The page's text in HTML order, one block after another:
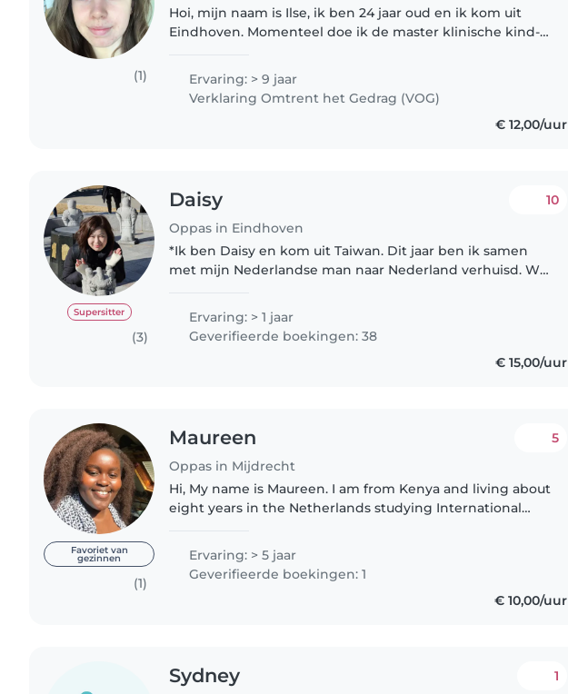
(1)
Hoi, mijn naam is Ilse, ik ben 24 jaar oud en ik kom uit
Eindhoven. Momenteel doe ik de master klinische kind-
sinds mijn..
Ervaring: > 9 jaar
Verklaring Omtrent het Gedrag (VOG)
€ 12,00/uur
Supersitter
(3)
Daisy
Oppas in Eindhoven
10
*Ik ben Daisy en kom uit Taiwan. Dit jaar ben ik samen
met mijn Nederlandse man naar Nederland verhuisd. We
en heb veel ervaring..
Ervaring: > 1 jaar
Geverifieerde boekingen: 38
€ 15,00/uur
Favoriet van
gezinnen
(1)
Maureen
Oppas in Mijdrecht
5
Hi, My name is Maureen. I am from Kenya and living about
eight years in the Netherlands studying International
finding creative..
Ervaring: > 5 jaar
Geverifieerde boekingen: 1
€ 10,00/uur
Sydney 1